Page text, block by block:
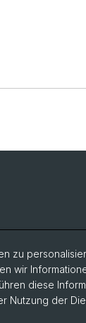
zu
wir
diese
Nutzung der